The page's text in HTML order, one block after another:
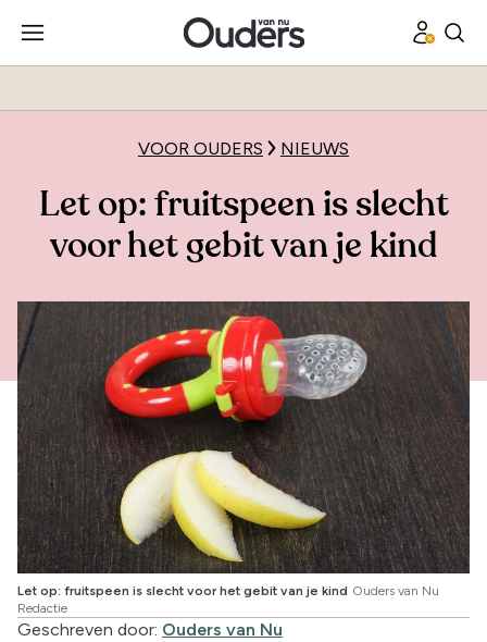
VOOR OUDERS NIEUWS
Let op: fruitspeen is slecht
voor het gebit van je kind
Let op: fruitspeen is slecht voor het gebit van je kind Ouders van Nu
Redactie
Geschreven door: Ouders van Nu